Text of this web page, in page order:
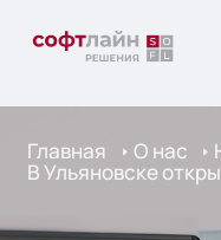
Главная О нас
В Ульяновске